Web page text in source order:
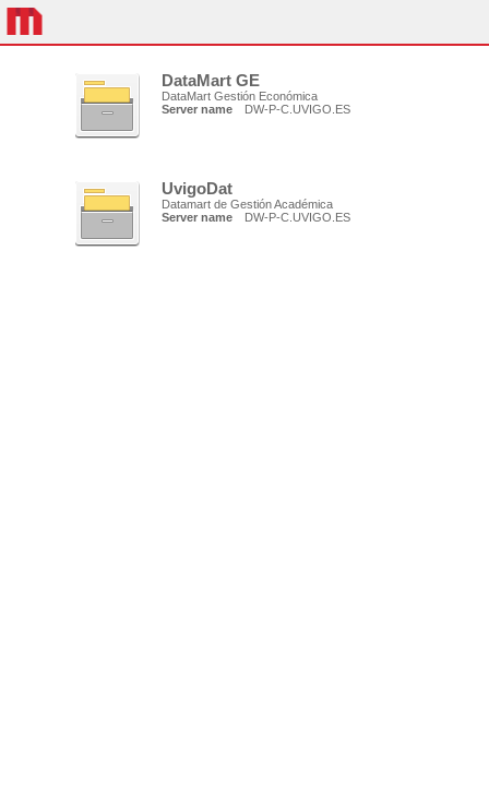
DataMart GE
DataMart Gestión Económica
Server name
DW-P-C.UVIGO.ES
UvigoDat
Datamart de Gestión Académica
Server name
DW-P-C.UVIGO.ES